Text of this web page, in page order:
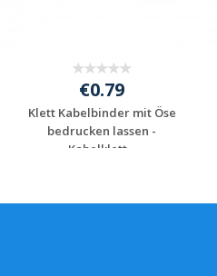
€0.79
Klett Kabelbinder mit Öse
bedrucken lassen -
Kabelklett...